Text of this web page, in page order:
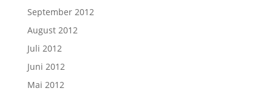
September 2012
August 2012
Juli 2012
Juni 2012
Mai 2012